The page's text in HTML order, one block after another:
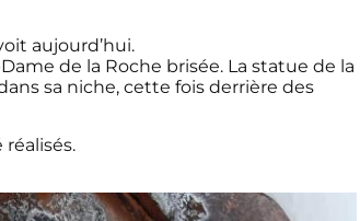
aujourd’hui.
de la Roche brisée. La statue de la
sa niche, cette fois derrière des